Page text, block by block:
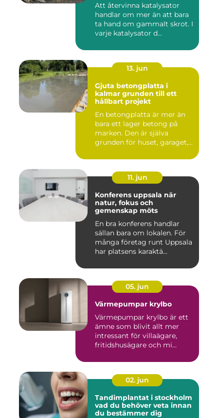
Att återvinna katalysator
handlar om mer än att bara
ta hand om gammalt skrot. I
varje katalysator d...
13. jun
Gjuta betongplatta i
kalmar grunden till ett
hållbart projekt
En betongplatta är mer än
bara ett lager betong på
marken. Den är själva
grunden för huset, garaget,...
11. jun
Konferens uppsala när
natur, fokus och
gemenskap möts
En bra konferens handlar
sällan bara om lokalen. För
många företag runt Uppsala
har platsens karaktä...
05. jun
Värmepumpar krylbo
Värmepumpar krylbo är ett
ämne som blivit allt mer
intressant för villaägare,
fritidshusägare och mi...
02. jun
Tandimplantat i stockholm
vad du behöver veta innan
du bestämmer dig